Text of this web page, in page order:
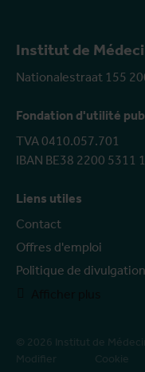
Institut de
Nationalestraat 155
Fondation d'utilité
TVA 0410.057.701
IBAN BE38 2200 5311
Liens utiles
Contact
Offres d'emploi
Politique de
© 2026 Institut de
Modifier
Cookie